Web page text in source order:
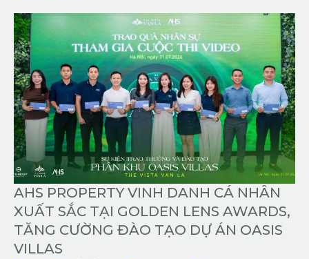
AHS PROPERTY VINH DANH CÁ NHÂN
XUẤT SẮC TẠI GOLDEN LENS AWARDS,
TĂNG CƯỜNG ĐÀO TẠO DỰ ÁN OASIS
VILLAS